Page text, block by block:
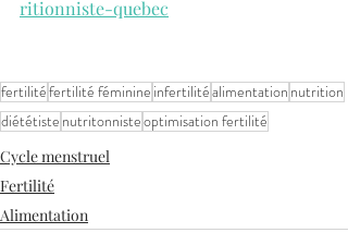
ritionniste-quebec
fertilitéfertilité féminine infertilitéalimentation nutrition
diététiste nutritonnisteoptimisation fertilité
Cycle menstruel
Fertilité
Alimentation